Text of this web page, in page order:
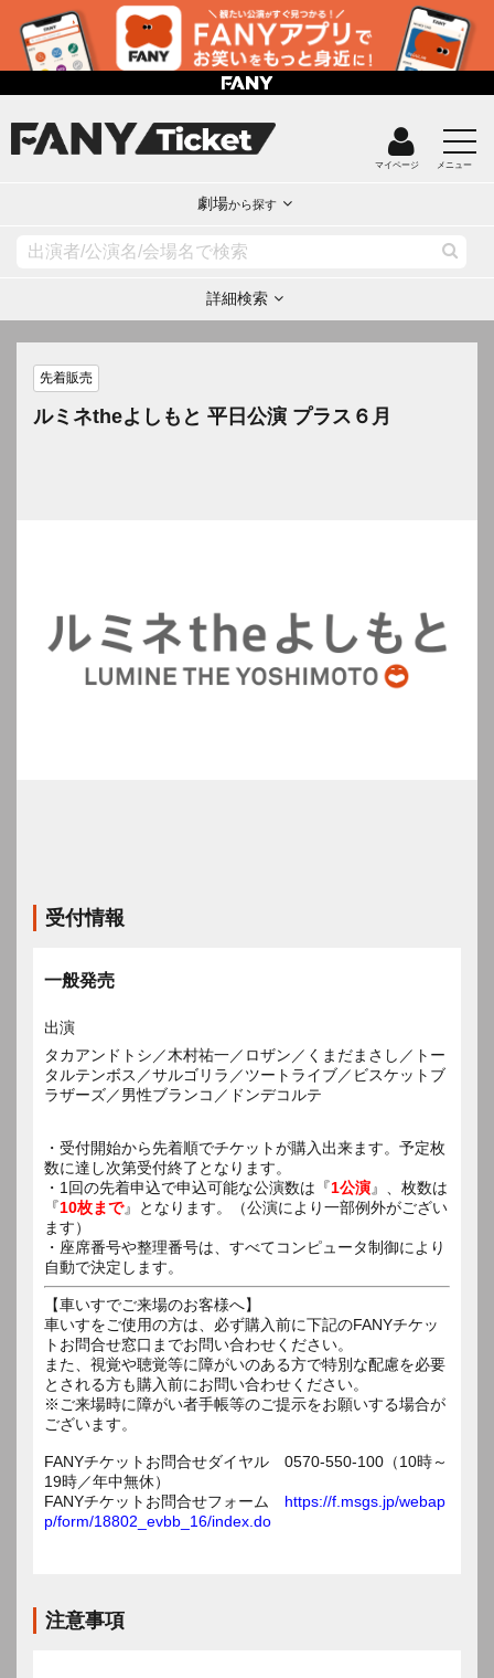
マイページ メニュー
劇場から探す
詳細検索
先着販売
ルミネtheよしもと 平日公演 プラス６月
受付情報
一般発売
出演
タカアンドトシ／木村祐一／ロザン／くまだまさし／トー
タルテンボス／サルゴリラ／ツートライブ／ビスケットブ
ラザーズ／男性ブランコ／ドンデコルテ
・受付開始から先着順でチケットが購入出来ます。予定枚
数に達し次第受付終了となります。
・1回の先着申込で申込可能な公演数は『1公演』、枚数は
『10枚まで』となります。（公演により一部例外がござい
ます）
・座席番号や整理番号は、すべてコンピュータ制御により
自動で決定します。
【車いすでご来場のお客様へ】
車いすをご使用の方は、必ず購入前に下記のFANYチケッ
トお問合せ窓口までお問い合わせください。
また、視覚や聴覚等に障がいのある方で特別な配慮を必要
とされる方も購入前にお問い合わせください。
※ご来場時に障がい者手帳等のご提示をお願いする場合が
ございます。
FANYチケットお問合せダイヤル 0570-550-100（10時～
19時／年中無休）
FANYチケットお問合せフォーム https://f.msgs.jp/webap
p/form/18802_evbb_16/index.do
注意事項